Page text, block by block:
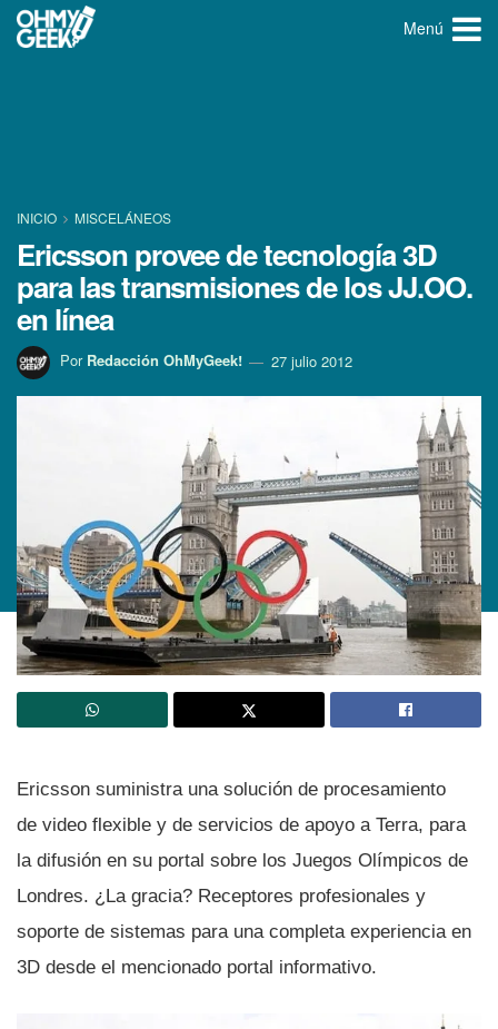
Menú
INICIO MISCELÁNEOS
Ericsson provee de tecnologí­a 3D
para las transmisiones de los JJ.OO.
en lí­nea
Por Redacción OhMyGeek! 27 julio 2012
Ericsson suministra una solución de procesamiento
de video flexible y de servicios de apoyo a Terra, para
la difusión en su portal sobre los Juegos Olí­mpicos de
Londres. ¿La gracia? Receptores profesionales y
soporte de sistemas para una completa experiencia en
3D desde el mencionado portal informativo.